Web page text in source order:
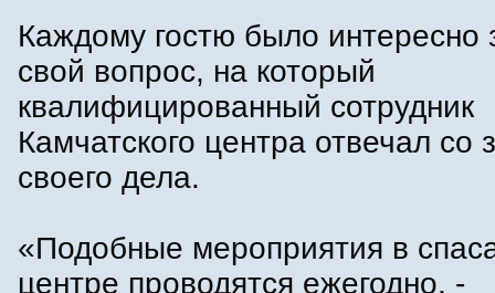
Каждому гостю было интересно
свой вопрос, на который
квалифицированный сотрудник
Камчатского центра отвечал со
своего дела.
«Подобные мероприятия в
центре проводятся ежегодно, -